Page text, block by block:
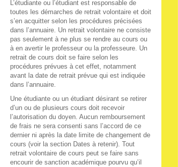
L’étudiante ou l’étudiant est responsable de
toutes les démarches de retrait volontaire et doit
s’en acquitter selon les procédures précisées
dans l’annuaire. Un retrait volontaire ne consiste
pas seulement à ne plus se rendre au cours ou
à en avertir le professeur ou la professeure. Un
retrait de cours doit se faire selon les
procédures prévues à cet effet, notamment
avant la date de retrait prévue qui est indiquée
dans l’annuaire.
Une étudiante ou un étudiant désirant se retirer
d’un ou de plusieurs cours doit recevoir
l’autorisation du doyen. Aucun remboursement
de frais ne sera consenti sans l’accord de ce
dernier ni après la date limite de changement de
cours (voir la section Dates à retenir). Tout
retrait volontaire de cours peut se faire sans
encourir de sanction académique pourvu qu’il